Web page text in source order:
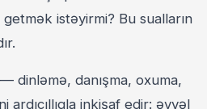
istəyirmi? Bu sualların
— dinləmə, danışma, oxuma,
inkişaf edir: əvvəl